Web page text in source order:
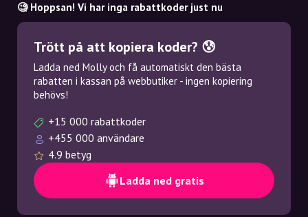
🧐 Hoppsan! Vi har inga rabattkoder just nu
Trött på att kopiera koder? 😰
Ladda ned Molly och få automatiskt den bästa
rabatten i kassan på webbutiker - ingen kopiering
behövs!
+15 000 rabattkoder
+455 000 användare
4.9 betyg
Ladda ned gratis